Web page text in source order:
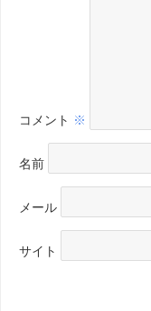
コメント ※
名前
メール
サイト